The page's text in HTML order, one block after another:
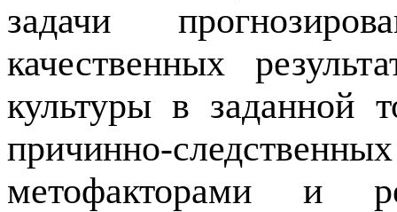
задачи
качественных
культуры в заданной
причинно-
метофакторами и